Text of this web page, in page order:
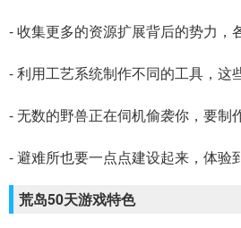
- 收集更多的资源扩展背后的势力，
- 利用工艺系统制作不同的工具，这
- 无数的野兽正在伺机偷袭你，要制
- 避难所也要一点点建设起来，体验
荒岛50天游戏特色